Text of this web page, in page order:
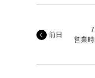
営業
前日